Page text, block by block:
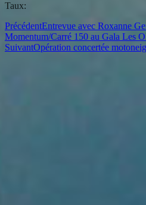
Taux:
PrécédentEntrevue avec Roxanne
Momentum/Carré 150 au Gala Les
SuivantOpération concertée